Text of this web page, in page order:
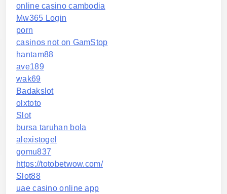
online casino cambodia
Mw365 Login
porn
casinos not on GamStop
hantam88
ave189
wak69
Badakslot
olxtoto
Slot
bursa taruhan bola
alexistogel
gomu837
https://totobetwow.com/
Slot88
uae casino online app